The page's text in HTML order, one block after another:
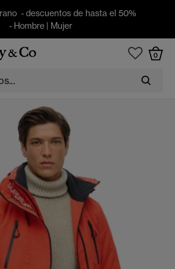
- descuentos de hasta el 50%
- Hombre| Mujer
0